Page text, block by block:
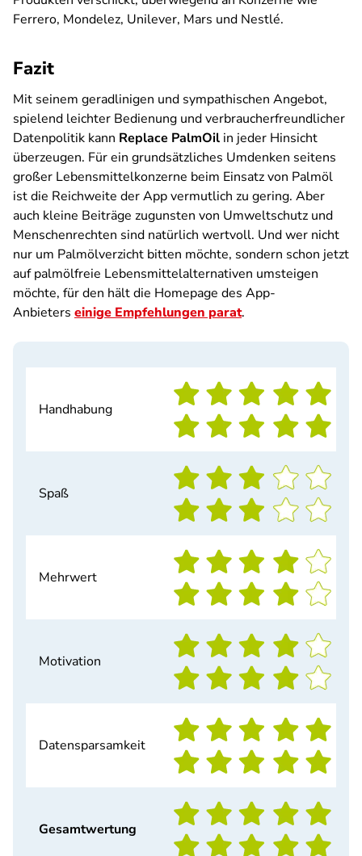
Ferrero, Mondelez, Unilever, Mars und Nestlé.
Fazit
Mit seinem geradlinigen und sympathischen Angebot,
spielend leichter Bedienung und verbraucherfreundlicher
Datenpolitik kann Replace PalmOil in jeder Hinsicht
überzeugen. Für ein grundsätzliches Umdenken seitens
großer Lebensmittelkonzerne beim Einsatz von Palmöl
ist die Reichweite der App vermutlich zu gering. Aber
auch kleine Beiträge zugunsten von Umweltschutz und
Menschenrechten sind natürlich wertvoll. Und wer nicht
nur um Palmölverzicht bitten möchte, sondern schon jetzt
auf palmölfreie Lebensmittelalternativen umsteigen
möchte, für den hält die Homepage des App-
Anbieters einige Empfehlungen parat.
Handhabung
Spaß
Mehrwert
Motivation
Datensparsamkeit
Gesamtwertung